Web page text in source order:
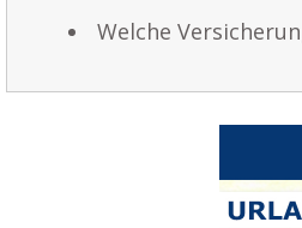
Welche